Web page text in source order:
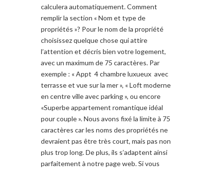
calculera automatiquement. Comment
remplir la section « Nom et type de
propriétés »? Pour le nom de la propriété
choisissez quelque chose qui attire
l’attention et décris bien votre logement,
avec un maximum de 75 caractères. Par
exemple : « Appt 4 chambre luxueux avec
terrasse et vue sur la mer », « Loft moderne
en centre ville avec parking », ou encore
«Superbe appartement romantique idéal
pour couple ». Nous avons fixé la limite à 75
caractères car les noms des propriétés ne
devraient pas être très court, mais pas non
plus trop long. De plus, ils s’adaptent ainsi
parfaitement à notre page web. Si vous